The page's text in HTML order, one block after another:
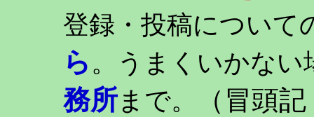
登録・投稿について
ら。うまくいかない
務所まで。 （冒